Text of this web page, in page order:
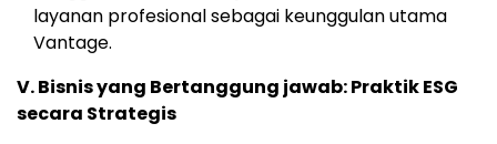
layanan profesional sebagai keunggulan utama
Vantage.
V. Bisnis yang Bertanggung jawab: Praktik ESG
secara Strategis